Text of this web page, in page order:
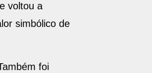
voltou a
simbólico de
foi